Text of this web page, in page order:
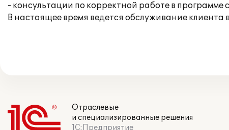
- консультации по корректной работе в программе
В настоящее время ведется обслуживание
Отраслевые
и специализированные решения
1С:Предприятие